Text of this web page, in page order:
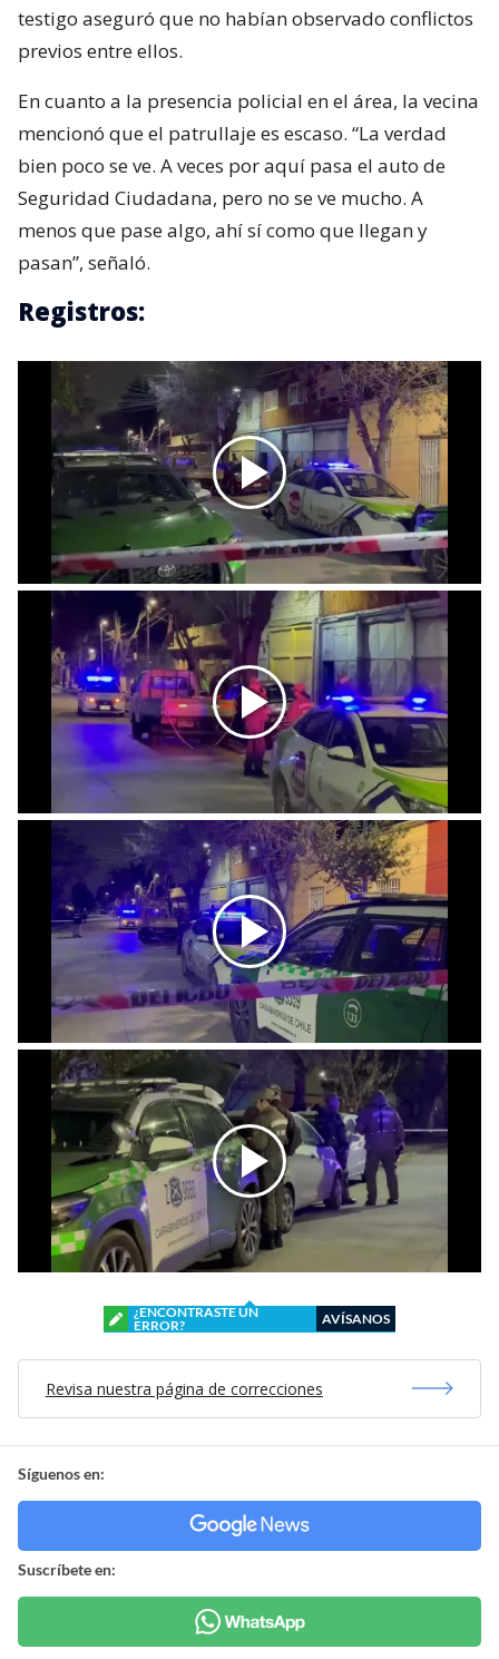
testigo aseguró que no habían observado conflictos
previos entre ellos.
En cuanto a la presencia policial en el área, la vecina
mencionó que el patrullaje es escaso. “La verdad
bien poco se ve. A veces por aquí pasa el auto de
Seguridad Ciudadana, pero no se ve mucho. A
menos que pase algo, ahí sí como que llegan y
pasan”, señaló.
Registros:
¿ENCONTRASTE UN
ERROR?
AVÍSANOS
Revisa nuestra página de correcciones
Síguenos en:
Suscríbete en: